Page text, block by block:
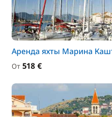
Аренда яхты Марина
От 518 €